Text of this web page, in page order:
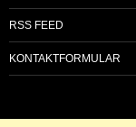
RSS FEED
KONTAKTFORMULAR